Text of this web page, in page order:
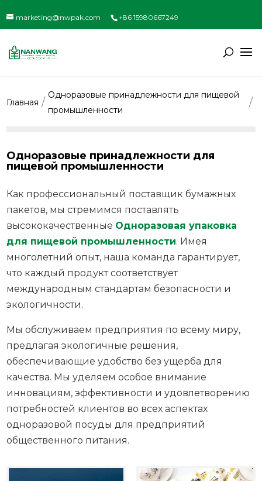
marketing@nwpak.com +86 15980667249
Главная
Одноразовые принадлежности для пищевой
промышленности
Одноразовые принадлежности для
пищевой промышленности
Как профессиональный поставщик бумажных
пакетов, мы стремимся поставлять
высококачественные Одноразовая упаковка
для пищевой промышленности. Имея
многолетний опыт, наша команда гарантирует,
что каждый продукт соответствует
международным стандартам безопасности и
экологичности.
Мы обслуживаем предприятия по всему миру,
предлагая экологичные решения,
обеспечивающие удобство без ущерба для
качества. Мы уделяем особое внимание
инновациям, эффективности и удовлетворению
потребностей клиентов во всех аспектах
одноразовой посуды для предприятий
общественного питания.